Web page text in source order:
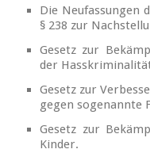
Die Neufassungen
§ 238 zur
Gesetz zur
der
Gesetz zur
gegen sogenannte
Gesetz zur
Kinder.